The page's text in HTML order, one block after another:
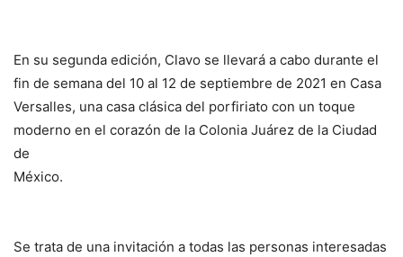
En su segunda edición, Clavo se llevará a cabo durante el
fin de semana del 10 al 12 de septiembre de 2021 en Casa
Versalles, una casa clásica del porfiriato con un toque
moderno en el corazón de la Colonia Juárez de la Ciudad
de
México.
Se trata de una invitación a todas las personas interesadas